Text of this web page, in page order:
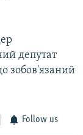
депутат
зобов'язаний
Follow us